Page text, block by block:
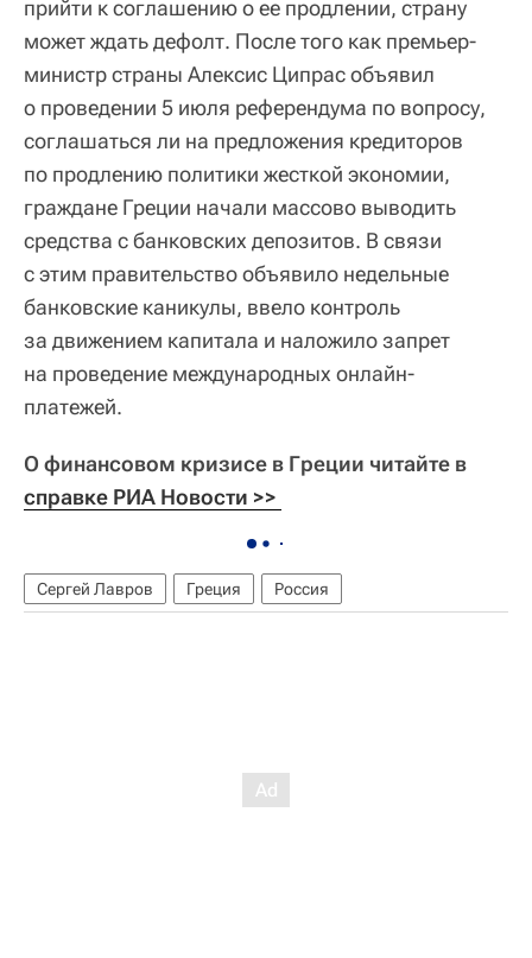
прийти к соглашению о ее продлении, страну
может ждать дефолт. После того как премьер-
министр страны Алексис Ципрас объявил
о проведении 5 июля референдума по вопросу,
соглашаться ли на предложения кредиторов
по продлению политики жесткой экономии,
граждане Греции начали массово выводить
средства с банковских депозитов. В связи
с этим правительство объявило недельные
банковские каникулы, ввело контроль
за движением капитала и наложило запрет
на проведение международных онлайн-
платежей.
О финансовом кризисе в Греции читайте в
справке РИА Новости >>
Сергей Лавров Греция Россия